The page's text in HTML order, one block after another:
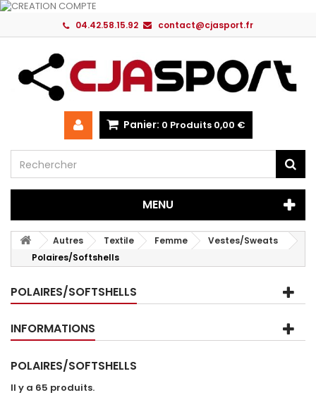
04.42.58.15.92 contact@cjasport.fr
Panier: 0 Produits 0,00 €
MENU
Autres Textile Femme
Vestes/Sweats
Polaires/Softshells
POLAIRES/SOFTSHELLS
INFORMATIONS
POLAIRES/SOFTSHELLS
Il y a 65 produits.